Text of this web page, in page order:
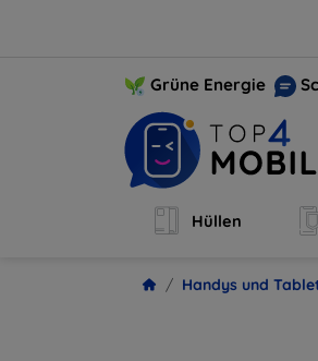
Grüne Energie
Hüllen
Handys und